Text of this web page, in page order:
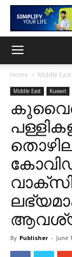
Home Middle East
Middle East Kuwait
By Publisher - June